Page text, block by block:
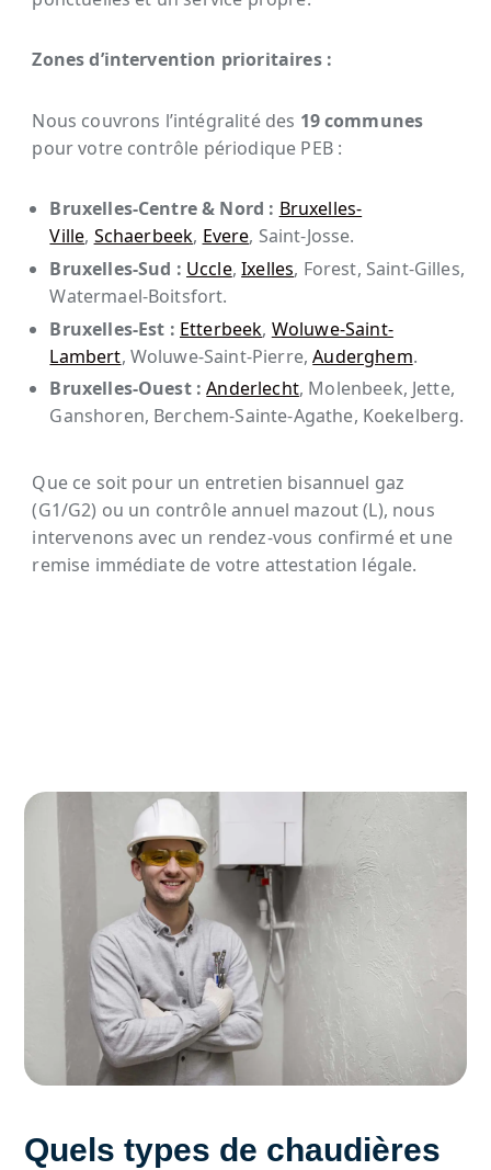
Quels types de chaudières
Zones d’intervention prioritaires :
Nous couvrons l’intégralité des 19 communes
pour votre contrôle périodique PEB :
Bruxelles-Centre & Nord : Bruxelles-
Ville, Schaerbeek, Evere, Saint-Josse.
Bruxelles-Sud : Uccle, Ixelles, Forest, Saint-Gilles,
Watermael-Boitsfort.
Bruxelles-Est : Etterbeek, Woluwe-Saint-
Lambert, Woluwe-Saint-Pierre, Auderghem.
Bruxelles-Ouest : Anderlecht, Molenbeek, Jette,
Ganshoren, Berchem-Sainte-Agathe, Koekelberg.
Que ce soit pour un entretien bisannuel gaz
(G1/G2) ou un contrôle annuel mazout (L), nous
intervenons avec un rendez-vous confirmé et une
remise immédiate de votre attestation légale.